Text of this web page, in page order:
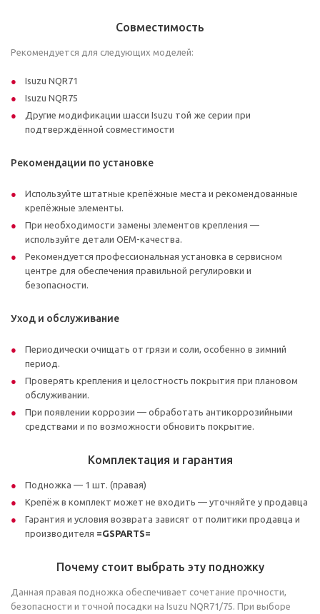
Совместимость
Рекомендуется для следующих моделей:
Isuzu NQR71
Isuzu NQR75
Другие модификации шаcси Isuzu той же серии при
подтверждённой совместимости
Рекомендации по установке
Используйте штатные крепёжные места и рекомендованные
крепёжные элементы.
При необходимости замены элементов крепления —
используйте детали OEM-качества.
Рекомендуется профессиональная установка в сервисном
центре для обеспечения правильной регулировки и
безопасности.
Уход и обслуживание
Периодически очищать от грязи и соли, особенно в зимний
период.
Проверять крепления и целостность покрытия при плановом
обслуживании.
При появлении коррозии — обработать антикоррозийными
средствами и по возможности обновить покрытие.
Комплектация и гарантия
Подножка — 1 шт. (правая)
Крепёж в комплект может не входить — уточняйте у продавца
Гарантия и условия возврата зависят от политики продавца и
производителя =GSPARTS=
Почему стоит выбрать эту подножку
Данная правая подножка обеспечивает сочетание прочности,
безопасности и точной посадки на Isuzu NQR71/75. При выборе